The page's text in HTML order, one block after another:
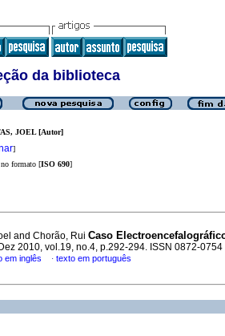
da biblioteca
JOEL [Autor]
]
formato [ISO 690]
and Chorão, Rui Caso
2010, vol.19, no.4, p.292-294. ISSN 0872-0754
em inglês · texto em português